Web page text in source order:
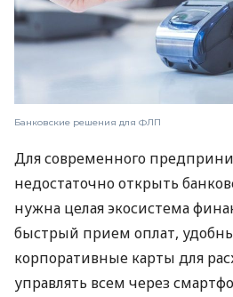
Банковские решения для ФЛП
Для современного
недостаточно открыть
нужна целая экосистема
быстрый прием оплат,
корпоративные карты для
управлять всем через